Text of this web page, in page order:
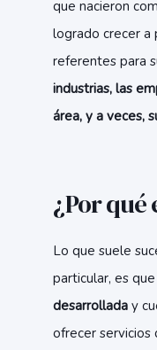
que nacieron
logrado crecer a
referentes para
industrias, las
área, y a veces,
¿Por qué
Lo que suele
particular, es que
desarrollada y
ofrecer servicios